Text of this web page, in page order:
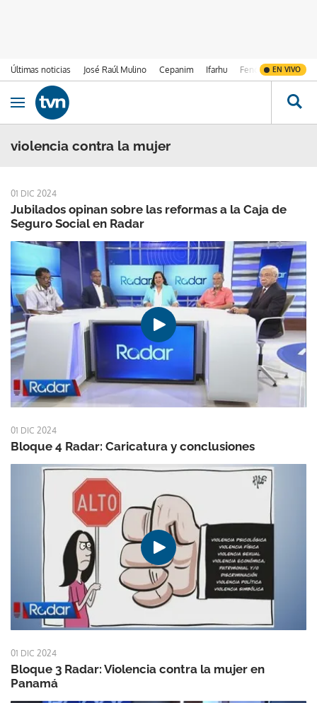
Últimas noticias José Raúl Mulino Cepanim Ifarhu Fenómeno de El
EN VIVO
Ir al contenido
Obrir navegació
violencia contra la mujer
01 DIC 2024
Jubilados opinan sobre las reformas a la Caja de
Seguro Social en Radar
01 DIC 2024
Bloque 4 Radar: Caricatura y conclusiones
01 DIC 2024
Bloque 3 Radar: Violencia contra la mujer en
Panamá